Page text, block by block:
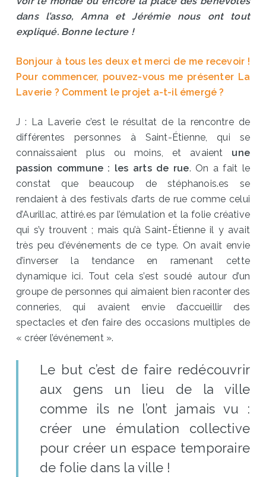
dans l’asso, Amna et Jérémie nous ont tout
expliqué. Bonne lecture !
Bonjour à tous les deux et merci de me recevoir !
Pour commencer, pouvez-vous me présenter La
Laverie ? Comment le projet a-t-il émergé ?
J : La Laverie c’est le résultat de la rencontre de
différentes personnes à Saint-Étienne, qui se
connaissaient plus ou moins, et avaient une
passion commune : les arts de rue. On a fait le
constat que beaucoup de stéphanois.es se
rendaient à des festivals d’arts de rue comme celui
d’Aurillac, attiré.es par l’émulation et la folie créative
qui s’y trouvent ; mais qu’à Saint-Étienne il y avait
très peu d’événements de ce type. On avait envie
d’inverser la tendance en ramenant cette
dynamique ici. Tout cela s’est soudé autour d’un
groupe de personnes qui aimaient bien raconter des
conneries, qui avaient envie d’accueillir des
spectacles et d’en faire des occasions multiples de
« créer l’événement ».
Le but c’est de faire redécouvrir
aux gens un lieu de la ville
comme ils ne l’ont jamais vu :
créer une émulation collective
pour créer un espace temporaire
de folie dans la ville !